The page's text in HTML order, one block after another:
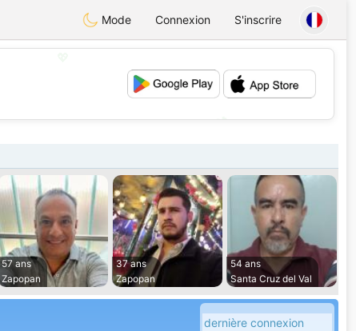
Mode Connexion S'inscrire
57 ans
Zapopan
37 ans
Zapopan
54 ans
Santa Cruz del Val
dernière connexion